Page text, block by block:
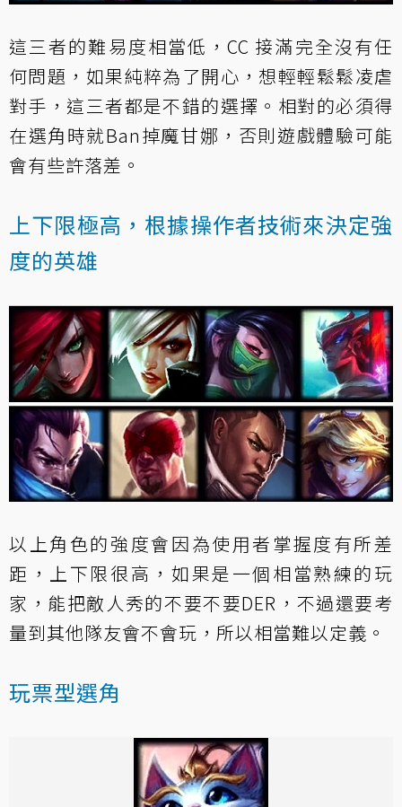
這三者的難易度相當低，CC 接滿完全沒有任
何問題，如果純粹為了開心，想輕輕鬆鬆凌虐
對手，這三者都是不錯的選擇。相對的必須得
在選角時就Ban掉魔甘娜，否則遊戲體驗可能
會有些許落差。
上下限極高，根據操作者技術來決定強
度的英雄
以上角色的強度會因為使用者掌握度有所差
距，上下限很高，如果是一個相當熟練的玩
家，能把敵人秀的不要不要DER，不過還要考
量到其他隊友會不會玩，所以相當難以定義。
玩票型選角